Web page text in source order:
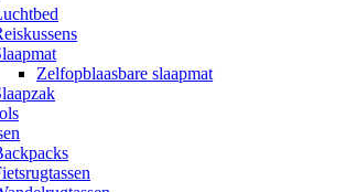
Zelfopblaasbare slaapmat